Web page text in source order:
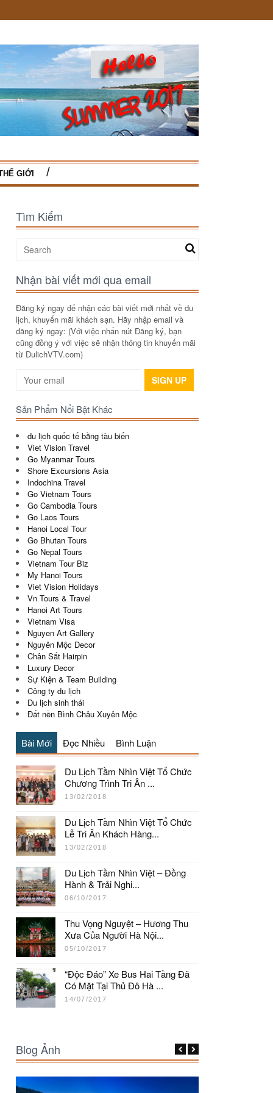
GIỚI
Tìm Kiếm
Nhận bài viết mới qua email
Đăng ký ngay để nhận các bài viết mới nhất về du
lịch, khuyến mãi khách sạn. Hãy nhập email và
đăng ký ngay: (Với việc nhấn nút Đăng ký, bạn
cũng đồng ý với việc sẽ nhận thông tin khuyến mãi
từ DulichVTV.com)
SIGN UP
Sản Phẩm Nổi Bật Khác
du lịch quốc tế bằng tàu biển
Viet Vision Travel
Go Myanmar Tours
Shore Excursions Asia
Indochina Travel
Go Vietnam Tours
Go Cambodia Tours
Go Laos Tours
Hanoi Local Tour
Go Bhutan Tours
Go Nepal Tours
Vietnam Tour Biz
My Hanoi Tours
Viet Vision Holidays
Vn Tours & Travel
Hanoi Art Tours
Vietnam Visa
Nguyen Art Gallery
Nguyên Mộc Decor
Chân Sắt Hairpin
Luxury Decor
Sự Kiện & Team Building
Công ty du lịch
Du lịch sinh thái
Đất nền Bình Châu Xuyên Mộc
Bài Mới Đọc Nhiều Bình Luận
Du Lịch Tầm Nhìn Việt Tổ Chức
Chương Trình Tri Ân ...
13/02/2018
Du Lịch Tầm Nhìn Việt Tổ Chức
Lễ Tri Ân Khách Hàng...
13/02/2018
Du Lịch Tầm Nhìn Việt – Đồng
Hành & Trải Nghi...
06/10/2017
Thu Vọng Nguyệt – Hương Thu
Xưa Của Người Hà Nội...
05/10/2017
“Độc Đáo” Xe Bus Hai Tầng Đã
Có Mặt Tại Thủ Đô Hà ...
14/07/2017
Blog Ảnh